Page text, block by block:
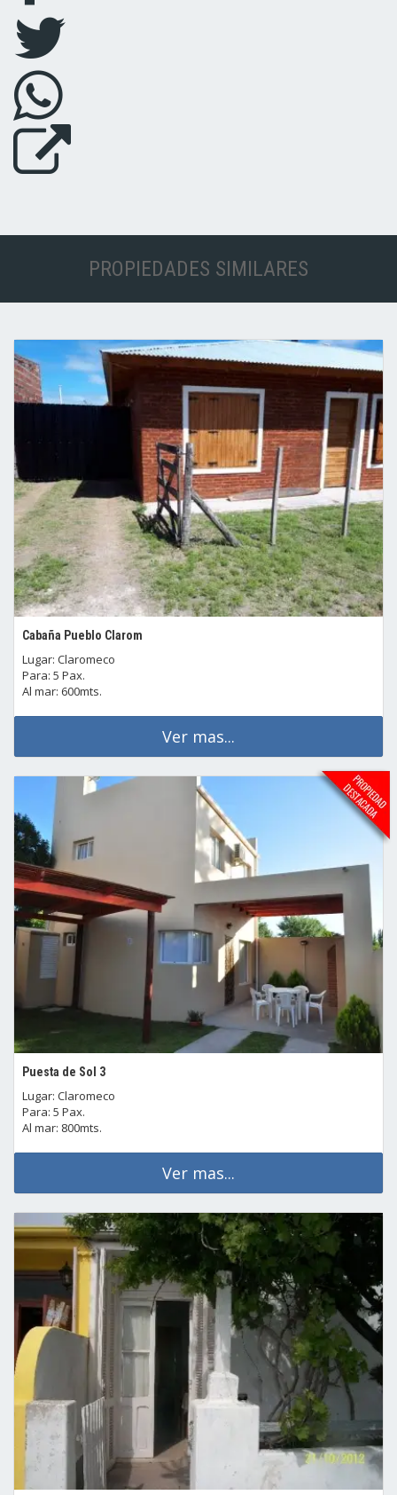
PROPIEDADES SIMILARES
Cabaña Pueblo Clarom
Lugar: Claromeco
Para: 5 Pax.
Al mar: 600mts.
Ver mas...
Puesta de Sol 3
Lugar: Claromeco
Para: 5 Pax.
Al mar: 800mts.
Ver mas...